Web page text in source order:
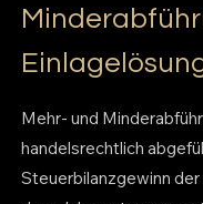
Mehr- und
handelsrechtlich
Steuerbilanzgewinn